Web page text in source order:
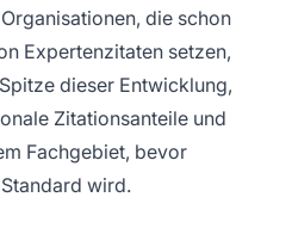
die schon
Expertenzitaten setzen,
dieser Entwicklung,
Zitationsanteile und
Fachgebiet, bevor
wird.